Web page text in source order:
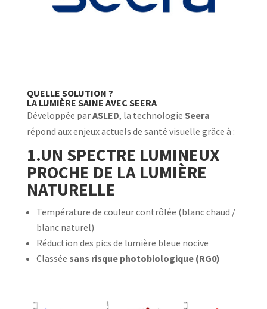
QUELLE SOLUTION ?
LA LUMIÈRE SAINE AVEC SEERA
Développée parASLED, la technologie Seera
répond aux enjeux actuels de santé visuelle grâce à :
1.UN SPECTRE LUMINEUX
PROCHE DE LA LUMIÈRE
NATURELLE
Température de couleur contrôlée (blanc chaud /
blanc naturel)
Réduction des pics de lumière bleue nocive
Classée sans risque photobiologique (RG0)